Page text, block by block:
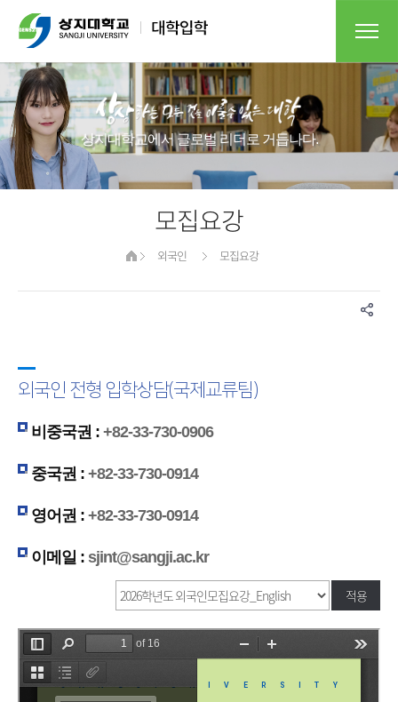
상지대학교에서 글로벌 리더로 거듭나다.
모집요강
외국인 모집요강
외국인 전형 입학상담(국제교류팀)
비중국권 : +82-33-730-0906
중국권 : +82-33-730-0914
영어권 : +82-33-730-0914
이메일 : sjint@sangji.ac.kr
적용